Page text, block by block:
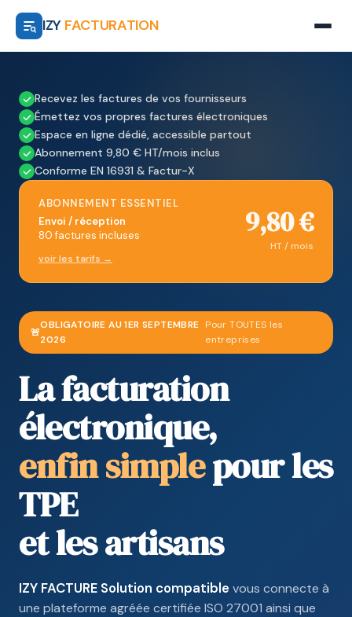
IZY FACTURATION
🚨
OBLIGATOIRE AU 1ER SEPTEMBRE
2026
Pour TOUTES les
entreprises
La facturation
électronique,
enfin simplepour les
TPE
et les artisans
IZY FACTURE Solution compatible vous connecte à
une plateforme agréée certifiée ISO 27001 ainsi que
Recevez les factures de vos fournisseurs
Émettez vos propres factures électroniques
Espace en ligne dédié, accessible partout
Abonnement 9,80 € HT/mois inclus
Conforme EN 16931 & Factur-X
ABONNEMENT ESSENTIEL
Envoi / réception
80 factures incluses
voir les tarifs →
9,80 €
HT / mois